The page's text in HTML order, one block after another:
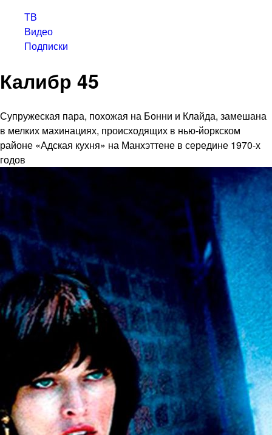
ТВ
Видео
Подписки
Калибр 45
Супружеская пара, похожая на Бонни и Клайда, замешана
в мелких махинациях, происходящих в нью-йоркском
районе «Адская кухня» на Манхэттене в середине 1970-х
годов